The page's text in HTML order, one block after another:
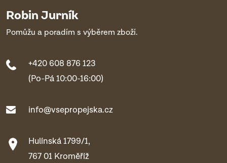
Robin Jurník
Pomůžu a poradím s výběrem zboží.
+420 608 876 123
(Po-Pá 10:00-16:00)
info@vsepropejska.cz
Hulínská 1799/1,
767 01 Kroměříž